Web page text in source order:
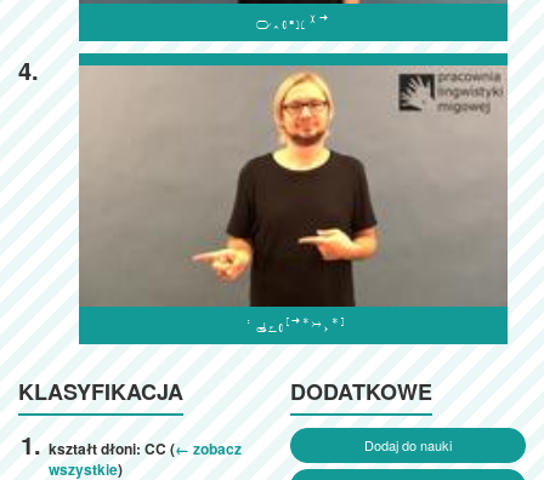

4.

KLASYFIKACJA
kształt dłoni: CC (← zobacz
wszystkie)
DODATKOWE
Dodaj do nauki